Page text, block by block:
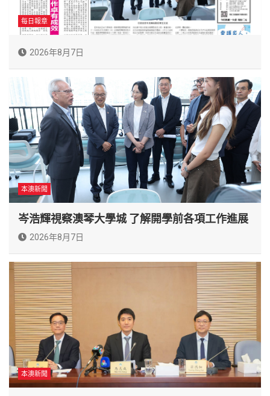
每日報章
2026年8月7日
本澳新聞
岑浩輝視察澳琴大學城 了解開學前各項工作進展
2026年8月7日
本澳新聞